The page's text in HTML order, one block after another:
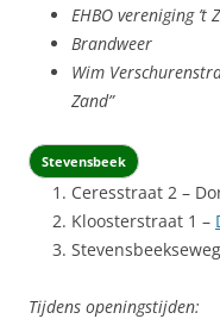
EHBO vereniging ’t
Brandweer
Wim
Zand”
Stevensbeek
Ceresstraat 2 –
Kloosterstraat 1 –
Tijdens openingstijden: